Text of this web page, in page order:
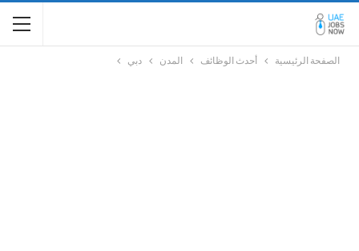
الصفحة الرئيسية أحدث الوظائف المدن دبي